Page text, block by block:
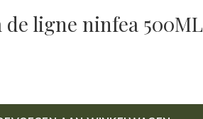
ligne ninfea 500ML